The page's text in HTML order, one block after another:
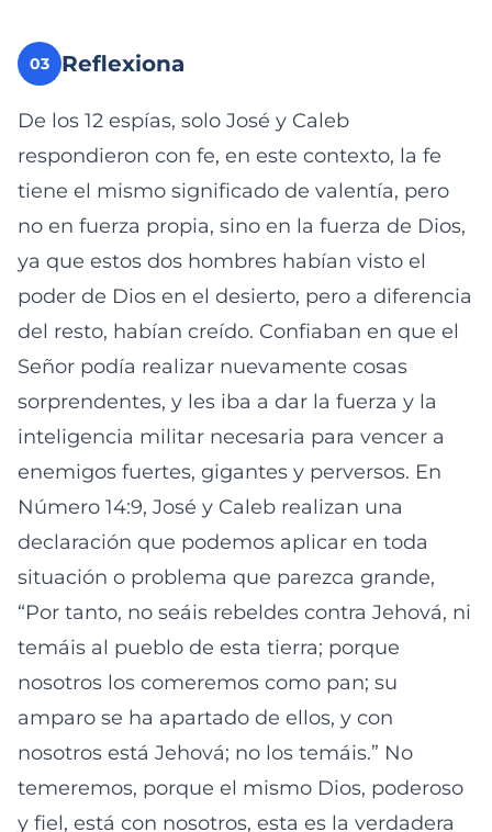
03 Reflexiona
De los 12 espías, solo José y Caleb
respondieron con fe, en este contexto, la fe
tiene el mismo significado de valentía, pero
no en fuerza propia, sino en la fuerza de Dios,
ya que estos dos hombres habían visto el
poder de Dios en el desierto, pero a diferencia
del resto, habían creído. Confiaban en que el
Señor podía realizar nuevamente cosas
sorprendentes, y les iba a dar la fuerza y la
inteligencia militar necesaria para vencer a
enemigos fuertes, gigantes y perversos. En
Número 14:9, José y Caleb realizan una
declaración que podemos aplicar en toda
situación o problema que parezca grande,
“Por tanto, no seáis rebeldes contra Jehová, ni
temáis al pueblo de esta tierra; porque
nosotros los comeremos como pan; su
amparo se ha apartado de ellos, y con
nosotros está Jehová; no los temáis.” No
temeremos, porque el mismo Dios, poderoso
y fiel, está con nosotros, esta es la verdadera